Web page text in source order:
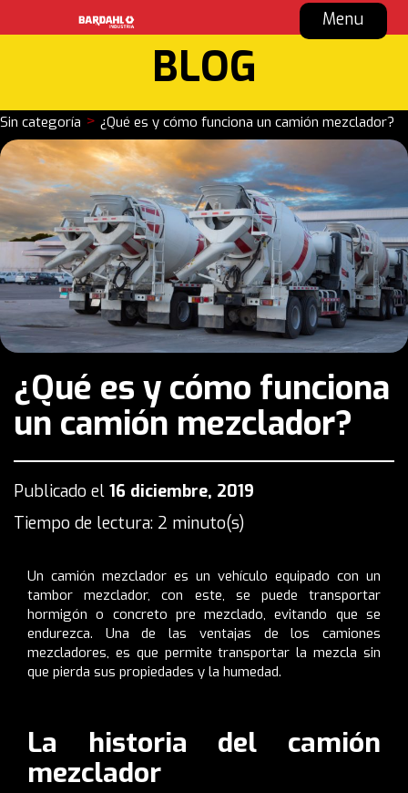
Menu
BLOG
Sin categoría > ¿Qué es y cómo funciona un camión mezclador?
¿Qué es y cómo funciona
un camión mezclador?
Publicado el 16 diciembre, 2019
Tiempo de lectura: 2 minuto(s)
Un camión mezclador es un vehículo equipado con un
tambor mezclador, con este, se puede transportar
hormigón o concreto pre mezclado, evitando que se
endurezca. Una de las ventajas de los camiones
mezcladores, es que permite transportar la mezcla sin
que pierda sus propiedades y la humedad.
La historia del camión
mezclador